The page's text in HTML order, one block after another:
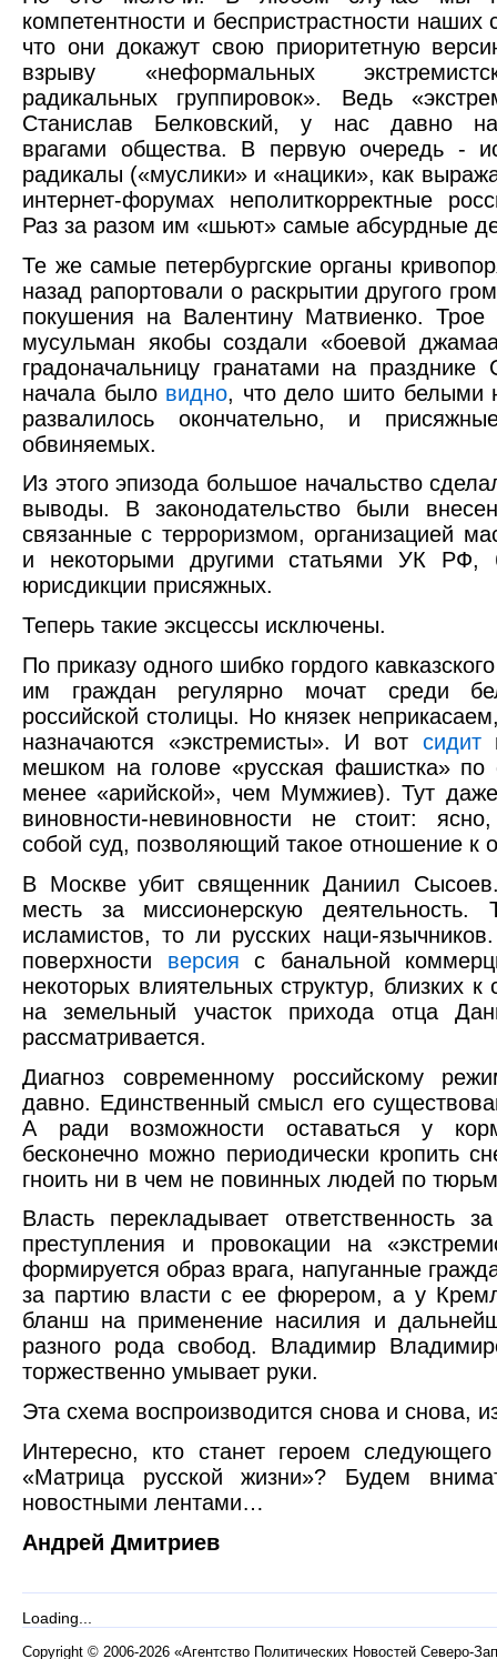
компетентности и беспристрастности
что они докажут свою приоритетную
взрыву «неформальных
радикальных группировок». Ведь
Станислав Белковский, у нас давно
врагами общества. В первую очередь -
радикалы («муслики» и «нацики», как
интернет-форумах неполиткорректные
Раз за разом им «шьют» самые абсурдные
Те же самые петербургские органы
назад рапортовали о раскрытии другого
покушения на Валентину Матвиенко. Трое
мусульман якобы создали «боевой
градоначальницу гранатами на
начала было видно, что дело шито белыми
развалилось окончательно, и
обвиняемых.
Из этого эпизода большое начальство
выводы. В законодательство были
связанные с терроризмом, организацией
и некоторыми другими статьями УК РФ,
юрисдикции присяжных.
Теперь такие эксцессы исключены.
По приказу одного шибко гордого
им граждан регулярно мочат среди
российской столицы. Но князек
назначаются «экстремисты». И вот сидит
мешком на голове «русская фашистка»
менее «арийской», чем Мумжиев). Тут
виновности-невиновности не стоит:
собой суд, позволяющий такое отношение к
В Москве убит священник Даниил
месть за миссионерскую
исламистов, то ли русских наци-
поверхности версия с банальной
некоторых влиятельных структур, близких
на земельный участок прихода отца
рассматривается.
Диагноз современному российскому
давно. Единственный смысл его
А ради возможности оставаться у
бесконечно можно периодически кропить
гноить ни в чем не повинных людей по
Власть перекладывает ответственность
преступления и провокации на
формируется образ врага, напуганные
за партию власти с ее фюрером, а у
бланш на применение насилия и
разного рода свобод. Владимир
торжественно умывает руки.
Эта схема воспроизводится снова и снова,
Интересно, кто станет героем
«Матрица русской жизни»? Будем
новостными лентами…
Андрей Дмитриев
Loading...
Copyright © 2006-2026 «Агентство Политических Новостей Северо-